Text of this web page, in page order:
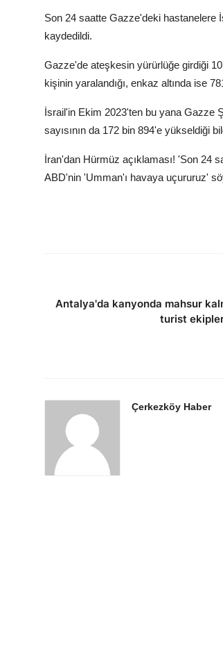
Son 24 saatte Gazze'deki hastanelere
kaydedildi.
Gazze'de ateşkesin yürürlüğe girdiği
kişinin yaralandığı, enkaz altında ise
İsrail'in Ekim 2023'ten bu yana Gazze
sayısının da 172 bin 894'e yükseldiği
İran'dan Hürmüz açıklaması! 'Son 24
ABD'nin 'Umman'ı havaya uçururuz'
Antalya'da kanyonda mahsur
turist
Çerkezköy Haber